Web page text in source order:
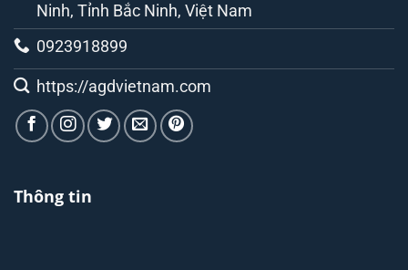
Ninh, Tỉnh Bắc Ninh, Việt Nam
0923918899
https://agdvietnam.com
Thông tin